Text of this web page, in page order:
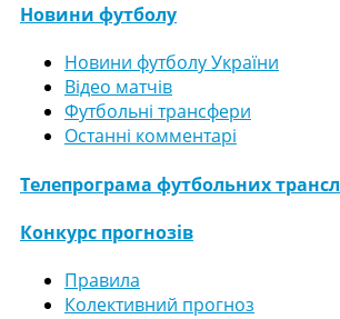
Новини футболу
Новини футболу України
Відео матчів
Футбольні трансфери
Останні комментарі
Телепрограма футбольних
Конкурс прогнозів
Правила
Колективний прогноз